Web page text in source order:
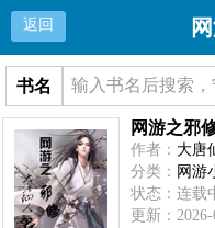
返回
书名
网游之邪
作者： 大唐
分类： 网游
状态：连载
更新：